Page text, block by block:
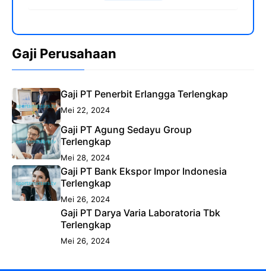
Gaji Perusahaan
Gaji PT Penerbit Erlangga Terlengkap
Mei 22, 2024
Gaji PT Agung Sedayu Group
Terlengkap
Mei 28, 2024
Gaji PT Bank Ekspor Impor Indonesia
Terlengkap
Mei 26, 2024
Gaji PT Darya Varia Laboratoria Tbk
Terlengkap
Mei 26, 2024